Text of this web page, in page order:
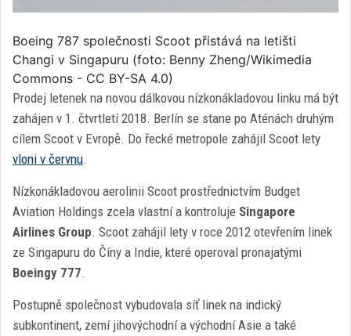
Boeing 787 společnosti Scoot přistává na letišti
Changi v Singapuru (foto: Benny Zheng/Wikimedia
Commons - CC BY-SA 4.0)
Prodej letenek na novou dálkovou nízkonákladovou linku má být
zahájen v 1. čtvrtletí 2018. Berlín se stane po Aténách druhým
cílem Scoot v Evropě. Do řecké metropole zahájil Scoot lety
vloni v červnu.
Nízkonákladovou aerolinii Scoot prostřednictvím Budget
Aviation Holdings zcela vlastní a kontroluje Singapore
Airlines Group. Scoot zahájil lety v roce 2012 otevřením linek
ze Singapuru do Číny a Indie, které operoval pronajatými
Boeingy 777.
Postupně společnost vybudovala síť linek na indický
subkontinent, zemí jihovýchodní a východní Asie a také